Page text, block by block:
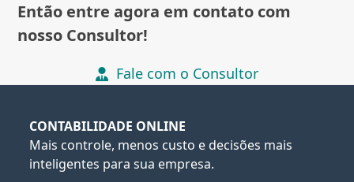
Então entre agora em contato com
nosso Consultor!
Fale com o Consultor
CONTABILIDADE ONLINE
Mais controle, menos custo e decisões mais
inteligentes para sua empresa.